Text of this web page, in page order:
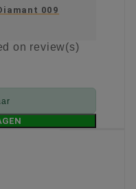
009
on review(s)